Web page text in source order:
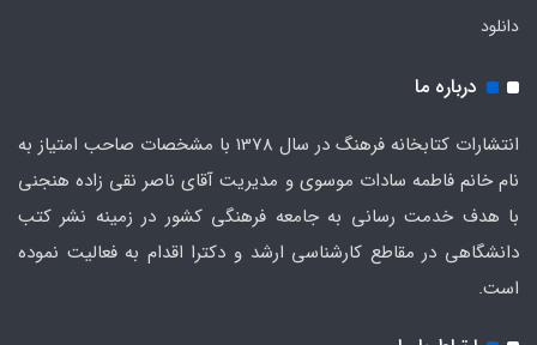
دانلود
درباره ما
انتشارات کتابخانه فرهنگ در سال 1378 با مشخصات صاحب امتیاز به
نام خانم فاطمه سادات موسوی و مدیریت آقای ناصر نقی زاده هنجنی
با هدف خدمت رسانی به جامعه فرهنگی کشور در زمینه نشر کتب
دانشگاهی در مقاطع کارشناسی ارشد و دکترا اقدام به فعالیت نموده
است.